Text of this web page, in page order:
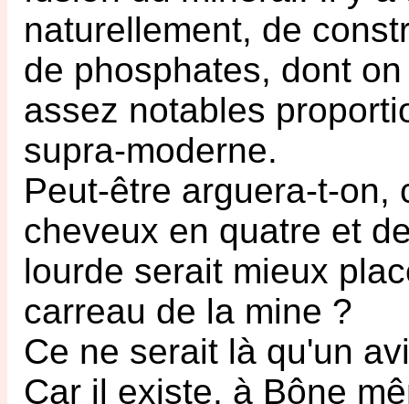
naturellement, de
de phosphates, dont
assez notables
supra-moderne.
Peut-être arguera-t-on,
cheveux en quatre et
lourde serait mieux
carreau de la mine ?
Ce ne serait là qu'un
Car il existe, à Bône